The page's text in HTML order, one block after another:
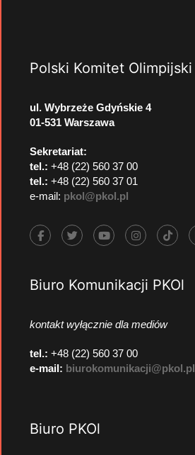
Polski Komitet Olimpijski
ul. Wybrzeże Gdyńskie 4
01-531 Warszawa
Sekretariat:
tel.: +48 (22) 560 37 00
tel.: +48 (22) 560 37 01
e-mail: pkol@pkol.pl
Biuro Komunikacji PKOl
kontakt wyłącznie dla mediów
tel.: +48 (22) 560 37 00
e-mail: biurokomunikacji@pkol.pl
Biuro PKOl